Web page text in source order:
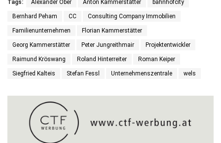
Tags: Alexander Ober Anton Kammerstätter bahnhofcity
Bernhard Peham CC Consulting Company Immobilien
Familienunternehmen Florian Kammerstätter
Georg Kammerstätter Peter Jungreithmair Projektentwickler
Raimund Kröswang Roland Hinterreiter Roman Keiper
Siegfried Kalteis Stefan Fessl Unternehmenszentrale wels